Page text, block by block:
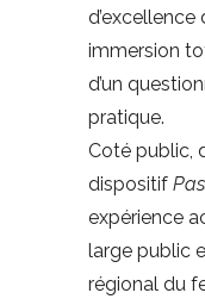
d’excellence
immersion
d’un
pratique.
Coté public,
dispositif
expérience
large public
régional du